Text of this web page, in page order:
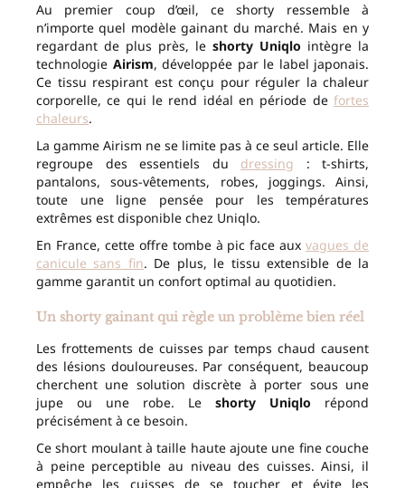
Au premier coup d’œil, ce shorty ressemble à
n’importe quel modèle gainant du marché. Mais en y
regardant de plus près, le shorty Uniqlo intègre la
technologie Airism, développée par le label japonais.
Ce tissu respirant est conçu pour réguler la chaleur
corporelle, ce qui le rend idéal en période de fortes
chaleurs.
La gamme Airism ne se limite pas à ce seul article. Elle
regroupe des essentiels du dressing : t-shirts,
pantalons, sous-vêtements, robes, joggings. Ainsi,
toute une ligne pensée pour les températures
extrêmes est disponible chez Uniqlo.
En France, cette offre tombe à pic face auxvagues de
canicule sans fin. De plus, le tissu extensible de la
gamme garantit un confort optimal au quotidien.
Un shorty gainant qui règle un problème bien réel
Les frottements de cuisses par temps chaud causent
des lésions douloureuses. Par conséquent, beaucoup
cherchent une solution discrète à porter sous une
jupe ou une robe. Le shorty Uniqlo répond
précisément à ce besoin.
Ce short moulant à taille haute ajoute une fine couche
à peine perceptible au niveau des cuisses. Ainsi, il
empêche les cuisses de se toucher et évite les